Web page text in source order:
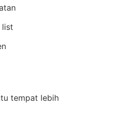
list
tempat lebih